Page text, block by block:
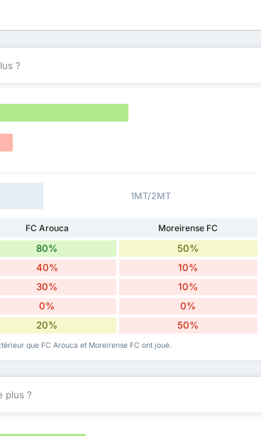
?
1MT/2MT
FC Arouca
Moreirense FC
80% 50%
40% 10%
30% 10%
0% 0%
20% 50%
que FC Arouca et Moreirense FC ont joué.
plus ?